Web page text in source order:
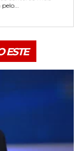
ESTE